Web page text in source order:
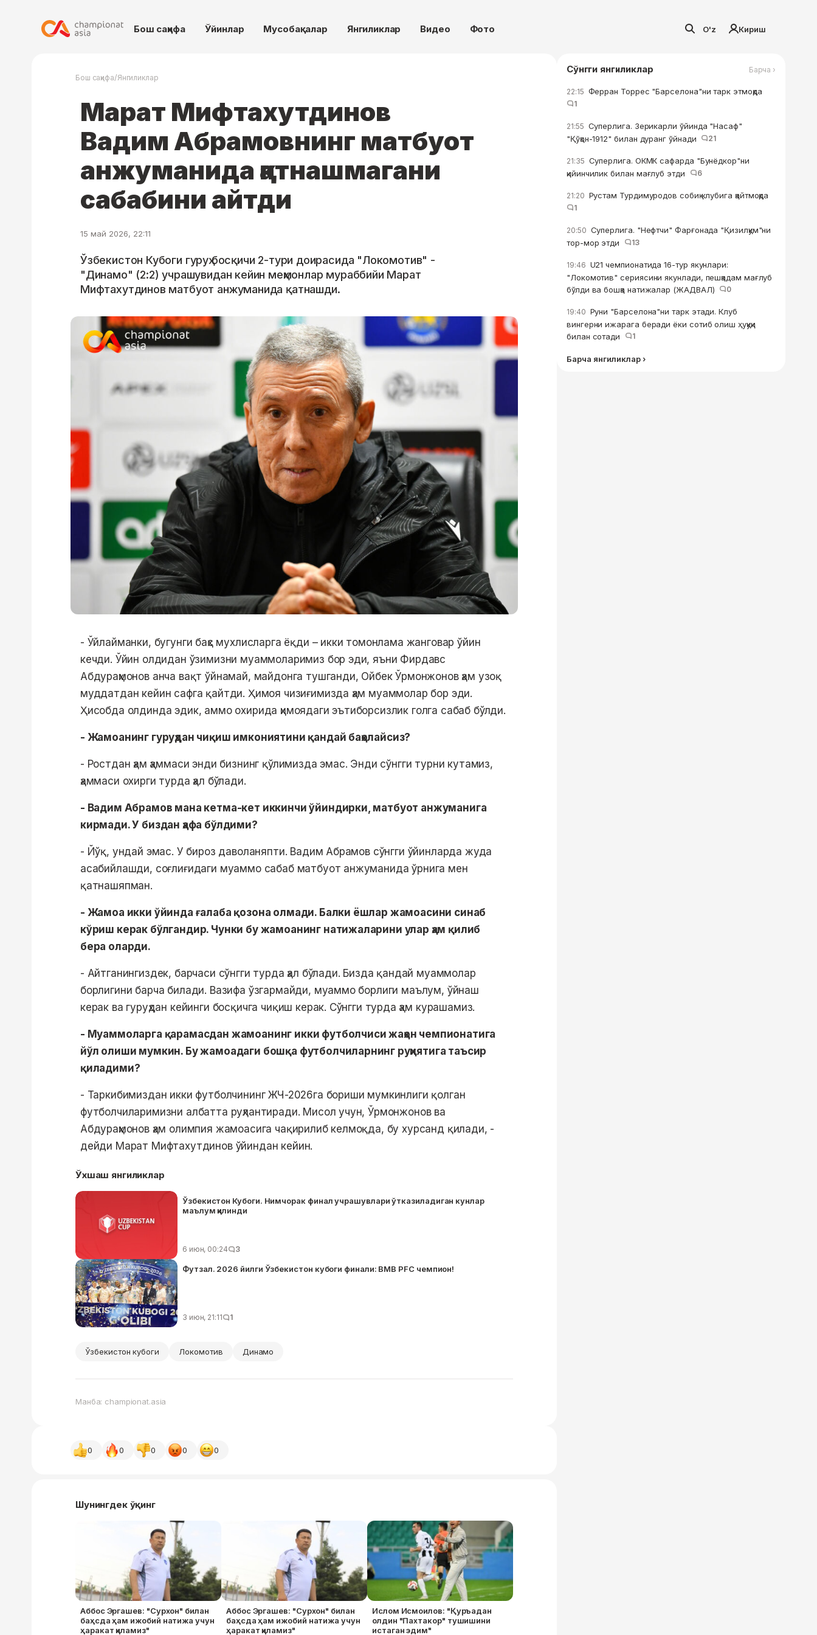
Бош саҳифа Ўйинлар Мусобақалар Янгиликлар Видео Фото O'z Кириш
Бош саҳифа/Янгиликлар
Марат Мифтахутдинов
Вадим Абрамовнинг матбуот
анжуманида қатнашмагани
сабабини айтди
15 май 2026, 22:11
Ўзбекистон Кубоги гуруҳ босқичи 2-тури доирасида "Локомотив" -
"Динамо" (2:2) учрашувидан кейин меҳмонлар мураббийи Марат
Мифтахутдинов матбуот анжуманида қатнашди.
- Ўйлайманки, бугунги баҳс мухлисларга ёқди – икки томонлама жанговар ўйин
кечди. Ўйин олдидан ўзимизни муаммоларимиз бор эди, яъни Фирдавс
Абдураҳмонов анча вақт ўйнамай, майдонга тушганди, Ойбек Ўрмонжонов ҳам узоқ
муддатдан кейин сафга қайтди. Ҳимоя чизиғимизда ҳам муаммолар бор эди.
Ҳисобда олдинда эдик, аммо охирида ҳимоядаги эътиборсизлик голга сабаб бўлди.
- Жамоанинг гуруҳдан чиқиш имкониятини қандай баҳолайсиз?
- Ростдан ҳам ҳаммаси энди бизнинг қўлимизда эмас. Энди сўнгги турни кутамиз,
ҳаммаси охирги турда ҳал бўлади.
- Вадим Абрамов мана кетма-кет иккинчи ўйиндирки, матбуот анжуманига
кирмади. У биздан ҳафа бўлдими?
- Йўқ, ундай эмас. У бироз даволаняпти. Вадим Абрамов сўнгги ўйинларда жуда
асабийлашди, соғлиғидаги муаммо сабаб матбуот анжуманида ўрнига мен
қатнашяпман.
- Жамоа икки ўйинда ғалаба қозона олмади. Балки ёшлар жамоасини синаб
кўриш керак бўлгандир. Чунки бу жамоанинг натижаларини улар ҳам қилиб
бера оларди.
- Айтганингиздек, барчаси сўнгги турда ҳал бўлади. Бизда қандай муаммолар
борлигини барча билади. Вазифа ўзгармайди, муаммо борлиги маълум, ўйнаш
керак ва гуруҳдан кейинги босқичга чиқиш керак. Сўнгги турда ҳам курашамиз.
- Муаммоларга қарамасдан жамоанинг икки футболчиси жаҳон чемпионатига
йўл олиши мумкин. Бу жамоадаги бошқа футболчиларнинг руҳиятига таъсир
қиладими?
- Таркибимиздан икки футболчининг ЖЧ-2026га бориши мумкинлиги қолган
футболчиларимизни албатта руҳлантиради. Мисол учун, Ўрмонжонов ва
Абдураҳмонов ҳам олимпия жамоасига чақирилиб келмоқда, бу хурсанд қилади, -
дейди Марат Мифтахутдинов ўйиндан кейин.
Ўхшаш янгиликлар
Ўзбекистон Кубоги. Нимчорак финал учрашувлари ўтказиладиган кунлар
маълум қилинди
6 июн, 00:24 3
Футзал. 2026 йилги Ўзбекистон кубоги финали: BMB PFC чемпион!
3 июн, 21:11 1
Ўзбекистон кубоги Локомотив Динамо
Манба: championat.asia
0 0 0 0 0
Шунингдек ўқинг
Аббос Эргашев: "Сурхон" билан
баҳсда ҳам ижобий натижа учун
ҳаракат қиламиз"
Аббос Эргашев: "Сурхон" билан
баҳсда ҳам ижобий натижа учун
ҳаракат қиламиз"
Ислом Исмоилов: "Қуръадан
олдин "Пахтакор" тушишини
истаган эдим"
Сўнгги янгиликлар Барча ›
22:15 Ферран Торрес "Барселона"ни тарк этмоқда
1
21:55 Суперлига. Зерикарли ўйинда "Насаф"
"Қўқон-1912" билан дуранг ўйнади
21
21:35 Суперлига. ОКМК сафарда "Бунёдкор"ни
қийинчилик билан мағлуб этди
6
21:20 Рустам Турдимуродов собиқ клубига қайтмоқда
1
20:50 Суперлига. "Нефтчи" Фарғонада "Қизилқум"ни
тор-мор этди
13
19:46 U21 чемпионатида 16-тур якунлари:
"Локомотив" сериясини якунлади, пешқадам мағлуб
бўлди ва бошқа натижалар (ЖАДВАЛ)
0
19:40 Руни "Барселона"ни тарк этади. Клуб
вингерни ижарага беради ёки сотиб олиш ҳуқуқи
билан сотади
1
Барча янгиликлар ›